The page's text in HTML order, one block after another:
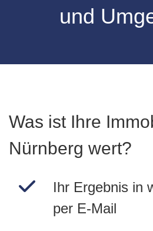
und
Was ist Ihre
Nürnberg wert?
Ihr Ergebnis in
per E-Mail